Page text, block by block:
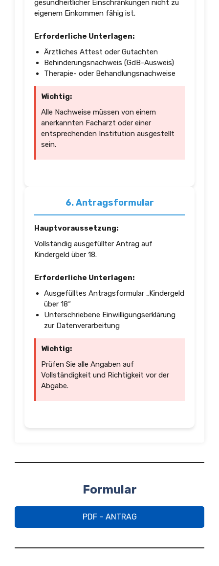
gesundheitlicher Einschränkungen nicht zu
eigenem Einkommen fähig ist.
Erforderliche Unterlagen:
Ärztliches Attest oder Gutachten
Behinderungsnachweis (GdB-Ausweis)
Therapie- oder Behandlungsnachweise
Wichtig:
Alle Nachweise müssen von einem
anerkannten Facharzt oder einer
entsprechenden Institution ausgestellt
sein.
6. Antragsformular
Hauptvoraussetzung:
Vollständig ausgefüllter Antrag auf
Kindergeld über 18.
Erforderliche Unterlagen:
Ausgefülltes Antragsformular „Kindergeld
über 18“
Unterschriebene Einwilligungserklärung
zur Datenverarbeitung
Wichtig:
Prüfen Sie alle Angaben auf
Vollständigkeit und Richtigkeit vor der
Abgabe.
Formular
PDF – ANTRAG